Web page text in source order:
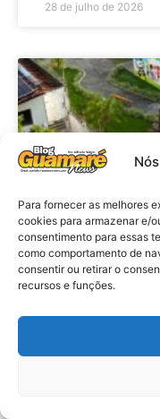
Para fornecer as melhores
cookies para armazenar e/
consentimento para essas
como comportamento de
consentir ou retirar o
recursos e funções.
28 de julho de 2026
Agenda: 10ª
da Casa
nesta